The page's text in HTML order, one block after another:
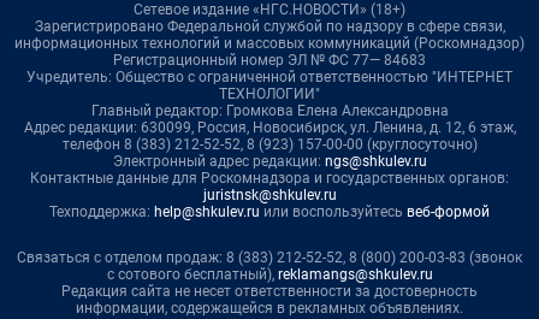
Сетевое издание «НГС.НОВОСТИ» (18+)
Зарегистрировано Федеральной службой по надзору в сфере связи,
информационных технологий и массовых коммуникаций (Роскомнадзор)
Регистрационный номер ЭЛ № ФС 77— 84683
Учредитель: Общество с ограниченной ответственностью "ИНТЕРНЕТ
ТЕХНОЛОГИИ"
Главный редактор: Громкова Елена Александровна
Адрес редакции: 630099, Россия, Новосибирск, ул. Ленина, д. 12, 6 этаж,
телефон 8 (383) 212-52-52, 8 (923) 157-00-00 (круглосуточно)
Электронный адрес редакции: ngs@shkulev.ru
Контактные данные для Роскомнадзора и государственных органов:
juristnsk@shkulev.ru
Техподдержка: help@shkulev.ru или воспользуйтесь веб-формой
Связаться с отделом продаж: 8 (383) 212-52-52, 8 (800) 200-03-83 (звонок
с сотового бесплатный), reklamangs@shkulev.ru
Редакция сайта не несет ответственности за достоверность
информации, содержащейся в рекламных объявлениях.